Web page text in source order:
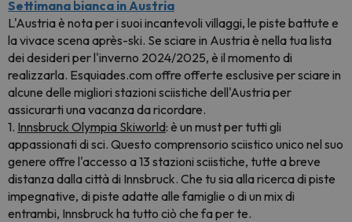
Settimana bianca in Austria
L'Austria è nota per i suoi incantevoli villaggi, le piste battute e
la vivace scena après-ski. Se sciare in Austria è nella tua lista
dei desideri per l'inverno 2024/2025, è il momento di
realizzarla. Esquiades.com offre offerte esclusive per sciare in
alcune delle migliori stazioni sciistiche dell'Austria per
assicurarti una vacanza da ricordare.
1. Innsbruck Olympia Skiworld: è un must per tutti gli
appassionati di sci. Questo comprensorio sciistico unico nel suo
genere offre l'accesso a 13 stazioni sciistiche, tutte a breve
distanza dalla città di Innsbruck. Che tu sia alla ricerca di piste
impegnative, di piste adatte alle famiglie o di un mix di
entrambi, Innsbruck ha tutto ciò che fa per te.